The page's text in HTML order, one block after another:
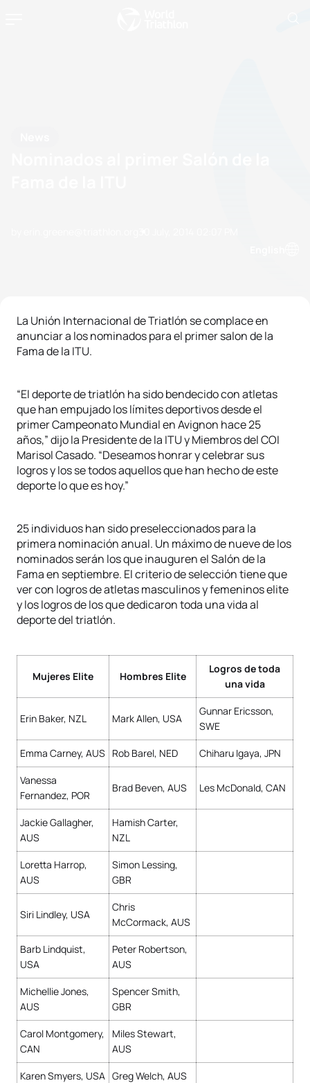
La Unión Internacional de Triatlón se complace en
anunciar a los nominados para el primer salon de la
Fama de la ITU.
“El deporte de triatlón ha sido bendecido con atletas
que han empujado los límites deportivos desde el
primer Campeonato Mundial en Avignon hace 25
años,” dijo la Presidente de la ITU y Miembros del COI
Marisol Casado. “Deseamos honrar y celebrar sus
logros y los se todos aquellos que han hecho de este
deporte lo que es hoy.”
25 individuos han sido preseleccionados para la
primera nominación anual. Un máximo de nueve de los
nominados serán los que inauguren el Salón de la
Fama en septiembre. El criterio de selección tiene que
ver con logros de atletas masculinos y femeninos elite
y los logros de los que dedicaron toda una vida al
deporte del triatlón.
Mujeres Elite Hombres Elite
Logros de toda
una vida
Erin Baker, NZL Mark Allen, USA
Gunnar Ericsson,
SWE
Emma Carney, AUS Rob Barel, NED Chiharu Igaya, JPN
Vanessa
Fernandez, POR
Brad Beven, AUS Les McDonald, CAN
Jackie Gallagher,
AUS
Hamish Carter,
NZL
Loretta Harrop,
AUS
Simon Lessing,
GBR
Siri Lindley, USA
Chris
McCormack, AUS
Barb Lindquist,
USA
Peter Robertson,
AUS
Michellie Jones,
AUS
Spencer Smith,
GBR
Carol Montgomery,
CAN
Miles Stewart,
AUS
Karen Smyers, USA Greg Welch, AUS